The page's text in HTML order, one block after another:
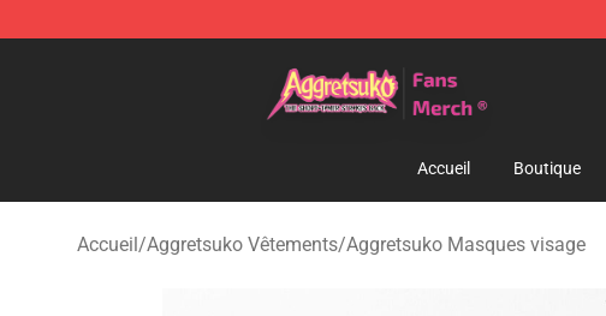
Accueil Boutique
Accueil/Aggretsuko Vêtements/Aggretsuko Masques visage